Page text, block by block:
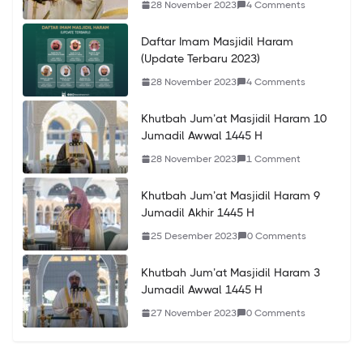
Khutbah Jum’at Masjidil Haram 9
Jumadil Akhir 1445 H
28 November 2023 4 Comments
Daftar Imam Masjidil Haram
(Update Terbaru 2023)
28 November 2023 4 Comments
Khutbah Jum’at Masjidil Haram 10
Jumadil Awwal 1445 H
28 November 2023 1 Comment
Khutbah Jum’at Masjidil Haram 9
Jumadil Akhir 1445 H
25 Desember 2023 0 Comments
Khutbah Jum’at Masjidil Haram 3
Jumadil Awwal 1445 H
27 November 2023 0 Comments